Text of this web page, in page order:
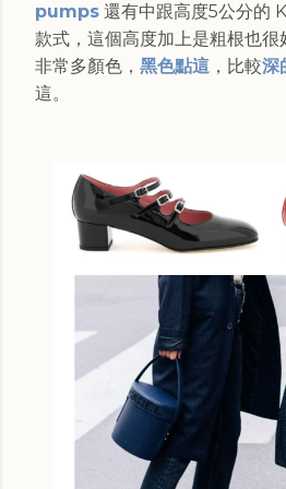
pumps 還有中跟高度5公分的
款式，這個高度加上是粗根也
非常多顏色， 黑色點這 ，比較深
這。